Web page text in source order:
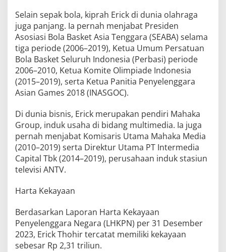
Selain sepak bola, kiprah Erick di dunia olahraga
juga panjang. Ia pernah menjabat Presiden
Asosiasi Bola Basket Asia Tenggara (SEABA) selama
tiga periode (2006–2019), Ketua Umum Persatuan
Bola Basket Seluruh Indonesia (Perbasi) periode
2006–2010, Ketua Komite Olimpiade Indonesia
(2015–2019), serta Ketua Panitia Penyelenggara
Asian Games 2018 (INASGOC).
Di dunia bisnis, Erick merupakan pendiri Mahaka
Group, induk usaha di bidang multimedia. Ia juga
pernah menjabat Komisaris Utama Mahaka Media
(2010–2019) serta Direktur Utama PT Intermedia
Capital Tbk (2014–2019), perusahaan induk stasiun
televisi ANTV.
Harta Kekayaan
Berdasarkan Laporan Harta Kekayaan
Penyelenggara Negara (LHKPN) per 31 Desember
2023, Erick Thohir tercatat memiliki kekayaan
sebesar Rp 2,31 triliun.